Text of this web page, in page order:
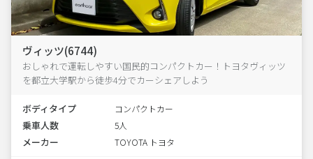
ヴィッツ(6744)
おしゃれで運転しやすい国民的コンパクトカー！トヨタヴィッツ
を都立大学駅から徒歩4分でカーシェアしよう
ボディタイプ コンパクトカー
乗車人数 5人
メーカー TOYOTA トヨタ